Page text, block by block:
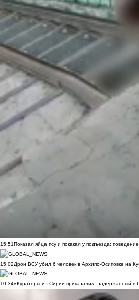
15:51Показал яйца псу и покакал у подъезда:
15:02Дрон ВСУ убил 6 человек в Архипо-Осиповке на
10:34«Кураторы из Сирии приказали»: задержанный в